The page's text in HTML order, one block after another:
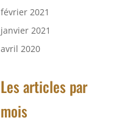
février 2021
janvier 2021
avril 2020
Les articles par
mois